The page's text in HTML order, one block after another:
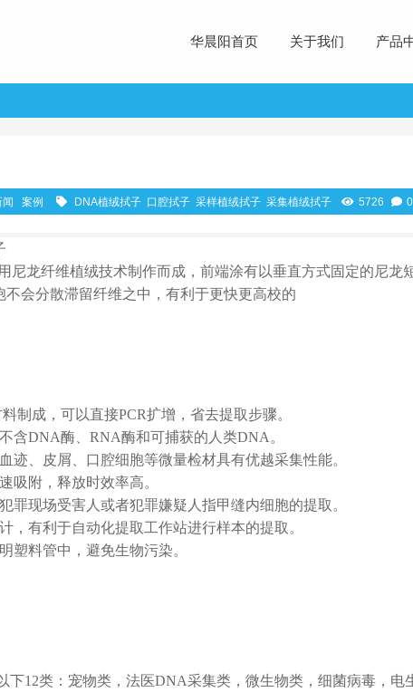
华晨阳首页 关于我们 产品
案例 DNA植绒拭子 口腔拭子 采样植绒拭子 采集植绒拭子 5726 0
尼龙纤维植绒技术制作而成，前端涂有以垂直方式固定的尼龙
会分散滞留纤维之中，有利于更快更高校的
制成，可以直接PCR扩增，省去提取步骤。
含DNA酶、RNA酶和可捕获的人类DNA。
迹、皮屑、口腔细胞等微量检材具有优越采集性能。
吸附，释放时效率高。
罪现场受害人或者犯罪嫌疑人指甲缝内细胞的提取。
，有利于自动化提取工作站进行样本的提取。
塑料管中，避免生物污染。
下12类：宠物类，法医DNA采集类，微生物类，细菌病毒，